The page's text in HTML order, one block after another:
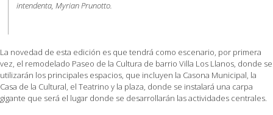
intendenta, Myrian Prunotto.
La novedad de esta edición es que tendrá como escenario, por primera
vez, el remodelado Paseo de la Cultura de barrio Villa Los Llanos, donde se
utilizarán los principales espacios, que incluyen la Casona Municipal, la
Casa de la Cultural, el Teatrino y la plaza, donde se instalará una carpa
gigante que será el lugar donde se desarrollarán las actividades centrales.